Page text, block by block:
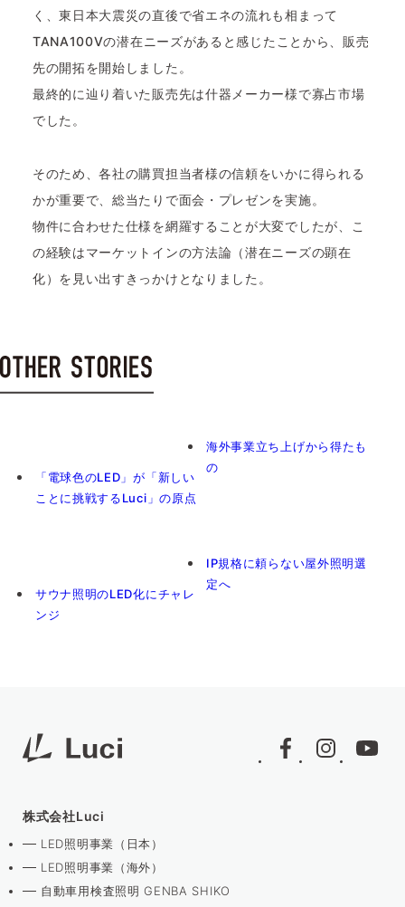
く、東日本大震災の直後で省エネの流れも相まって
TANA100Vの潜在ニーズがあると感じたことから、販売
先の開拓を開始しました。
最終的に辿り着いた販売先は什器メーカー様で寡占市場
でした。
そのため、各社の購買担当者様の信頼をいかに得られる
かが重要で、総当たりで面会・プレゼンを実施。
物件に合わせた仕様を網羅することが大変でしたが、こ
の経験はマーケットインの方法論（潜在ニーズの顕在
化）を見い出すきっかけとなりました。
「電球色のLED」が「新しい
ことに挑戦するLuci」の原点
海外事業立ち上げから得たも
の
サウナ照明のLED化にチャレ
ンジ
IP規格に頼らない屋外照明選
定へ
株式会社Luci
LED照明事業（日本）
LED照明事業（海外）
自動車用検査照明 GENBA SHIKO